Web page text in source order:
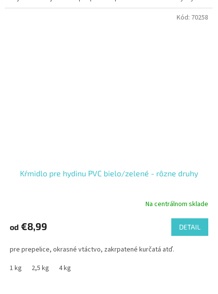
Kŕmidlo pre hydinu PVC bielo/zelené - rôzne druhy
Na centrálnom sklade
od €8,99 DETAIL
pre prepelice, okrasné vtáctvo, zakrpatené kurčatá atď.
1 kg
2,5 kg 4 kg
Kód: 70258